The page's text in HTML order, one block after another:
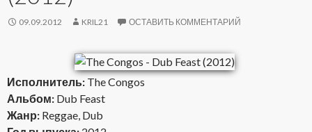
09.09.2012 KRIL21 ОСТАВИТЬ КОММЕНТАРИЙ
Исполнитель: The Congos
Альбом: Dub Feast
Жанр: Reggae, Dub